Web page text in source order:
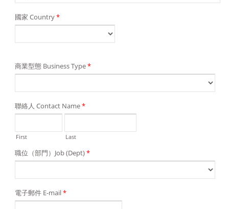
國家 Country*
商業型態 Business Type*
聯絡人 Contact Name*
First Last
職位（部門）Job (Dept)*
電子郵件 E-mail*